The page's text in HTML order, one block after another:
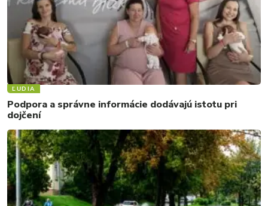
ĽUDIA
Podpora a správne informácie dodávajú istotu pri
dojčení